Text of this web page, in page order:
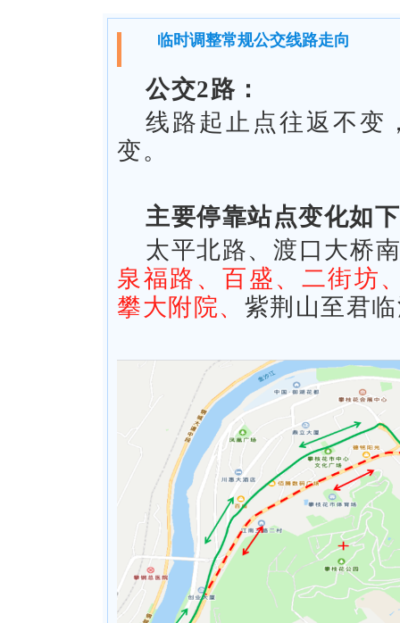
临时调整常规公交线路走向
公交2路：
线路起止点往返不变
变。
主要停靠站点变化如
太平北路、渡口大桥
泉福路、百盛、二街坊
攀大附院、 紫荆山至君